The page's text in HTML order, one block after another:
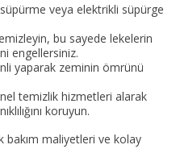
veya elektrikli süpürge
bu sayede lekelerin
engellersiniz.
yaparak zeminin ömrünü
temizlik hizmetleri alarak
koruyun.
bakım maliyetleri ve kolay